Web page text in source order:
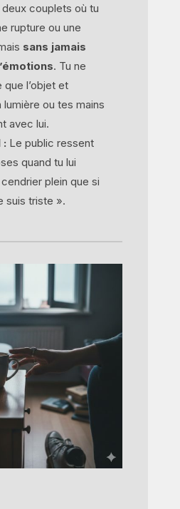
couplets où tu
rupture ou une
sans jamais
. Tu ne
l’objet et
ou tes mains
avec lui.
: Le public ressent
quand tu lui
plein que si
suis triste ».